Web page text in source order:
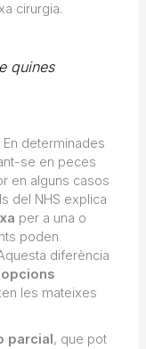
cirurgia.
quines
En determinades
se en peces
en alguns casos
del NHS explica
per a una o
poden
diferència
les mateixes
parcial, que pot